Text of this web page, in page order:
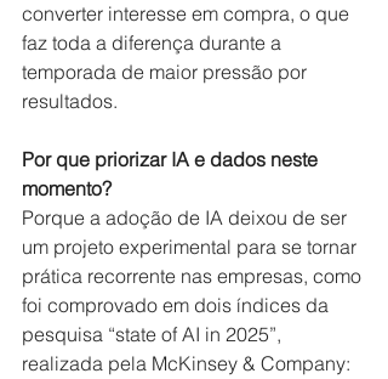
converter interesse em compra, o que
faz toda a diferença durante a
temporada de maior pressão por
resultados.
Por que priorizar IA e dados neste
momento?
Porque a adoção de IA deixou de ser
um projeto experimental para se tornar
prática recorrente nas empresas, como
foi comprovado em dois índices da
pesquisa “state of AI in 2025”,
realizada pela McKinsey & Company: